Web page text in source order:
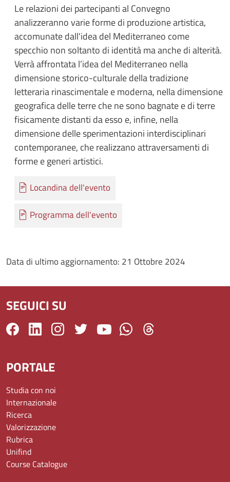
Le relazioni dei partecipanti al Convegno
analizzeranno varie forme di produzione artistica,
accomunate dall'idea del Mediterraneo come
specchio non soltanto di identità ma anche di alterità.
Verrà affrontata l’idea del Mediterraneo nella
dimensione storico-culturale della tradizione
letteraria rinascimentale e moderna, nella dimensione
geografica delle terre che ne sono bagnate e di terre
fisicamente distanti da esso e, infine, nella
dimensione delle sperimentazioni interdisciplinari
contemporanee, che realizzano attraversamenti di
forme e generi artistici.
Documento
Locandina dell'evento
Documento
Programma dell'evento
Data di ultimo aggiornamento: 21 Ottobre 2024
SEGUICI SU
PORTALE
Studia con noi
Internazionale
Ricerca
Valorizzazione
Rubrica
Unifind
Course Catalogue